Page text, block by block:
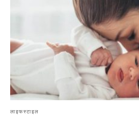
लाइफस्टाइल